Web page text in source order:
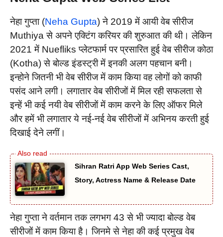
नेहा गुप्ता (Neha Gupta) ने 2019 में आयी वेब सीरीज
Muthiya से अपने एक्टिंग करियर की शुरुआत की थी। लेकिन
2021 में Nuefliks प्लेटफार्म पर प्रसारित हुई वेब सीरीज कोठा
(Kotha) से बोल्ड इंडस्ट्री में इनकी अलग पहचान बनी।
इन्होने जितनी भी वेब सीरीज में काम किया वह लोगों को काफी
पसंद आने लगी। लगातार वेब सीरीजों में मिल रही सफलता से
इन्हें भी कई नयी वेब सीरीजों में काम करने के लिए ऑफर मिले
और हमें भी लगातार ये नई-नई वेब सीरीजों में अभिनय करती हुई
दिखाई देने लगीं।
Sihran Ratri App Web Series Cast,
Story, Actress Name & Release Date
नेहा गुप्ता ने वर्तमान तक लगभग 43 से भी ज्यादा बोल्ड वेब
सीरीजों में काम किया है। जिनमे से नेहा की कई प्रमुख वेब